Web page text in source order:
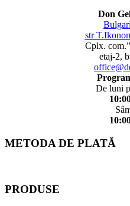
Don
str
Cplx.
etaj-2,
De luni
METODA DE PLATĂ
PRODUSE